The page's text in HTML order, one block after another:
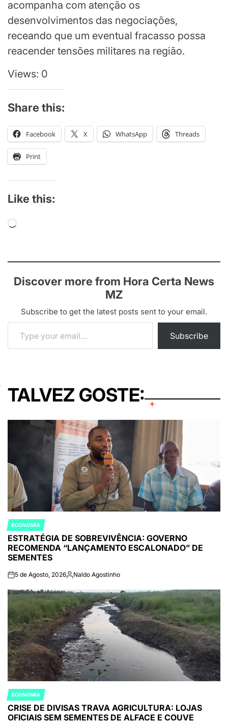
acompanha com atenção os
desenvolvimentos das negociações,
receando que um eventual fracasso possa
reacender tensões militares na região.
Views: 0
Share this:
Facebook X WhatsApp Threads
Print
Like this:
Loading…
Discover more from Hora Certa News
MZ
Subscribe to get the latest posts sent to your email.
Type your email…
Subscribe
TALVEZ GOSTE:
POSTED
IN
ECONOMIA
ESTRATÉGIA DE SOBREVIVÊNCIA: GOVERNO
RECOMENDA “LANÇAMENTO ESCALONADO” DE
SEMENTES
on5 de Agosto, 2026Publicado
Naldo Agostinho
POSTED
IN
ECONOMIA
CRISE DE DIVISAS TRAVA AGRICULTURA: LOJAS
OFICIAIS SEM SEMENTES DE ALFACE E COUVE